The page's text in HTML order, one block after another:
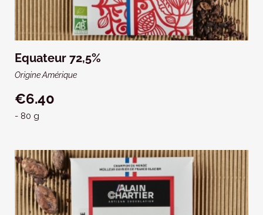
Equateur 72,5%
Origine Amérique
€6.40
- 80 g